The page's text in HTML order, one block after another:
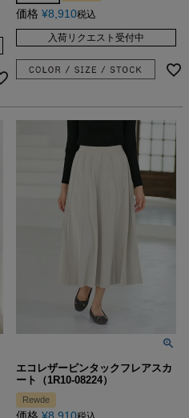
価格 ¥8,910税込
入荷リクエスト受付中
エコレザーピンタックフレアスカ
ート（1R10-08224）
Rewde
価格 ¥8,910